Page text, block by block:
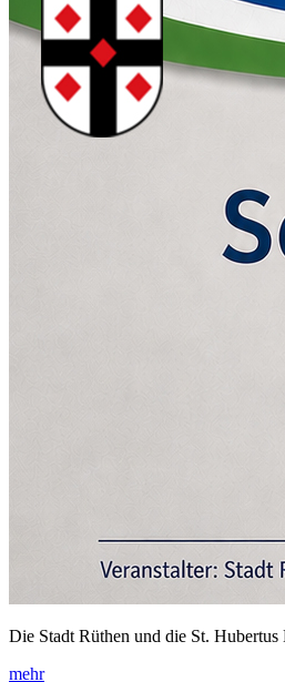
Die Stadt Rüthen und die St.
mehr